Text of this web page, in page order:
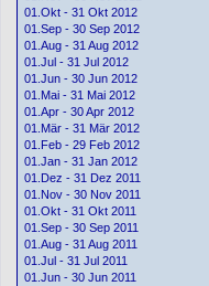
01.Okt - 31 Okt 2012
01.Sep - 30 Sep 2012
01.Aug - 31 Aug 2012
01.Jul - 31 Jul 2012
01.Jun - 30 Jun 2012
01.Mai - 31 Mai 2012
01.Apr - 30 Apr 2012
01.Mär - 31 Mär 2012
01.Feb - 29 Feb 2012
01.Jan - 31 Jan 2012
01.Dez - 31 Dez 2011
01.Nov - 30 Nov 2011
01.Okt - 31 Okt 2011
01.Sep - 30 Sep 2011
01.Aug - 31 Aug 2011
01.Jul - 31 Jul 2011
01.Jun - 30 Jun 2011